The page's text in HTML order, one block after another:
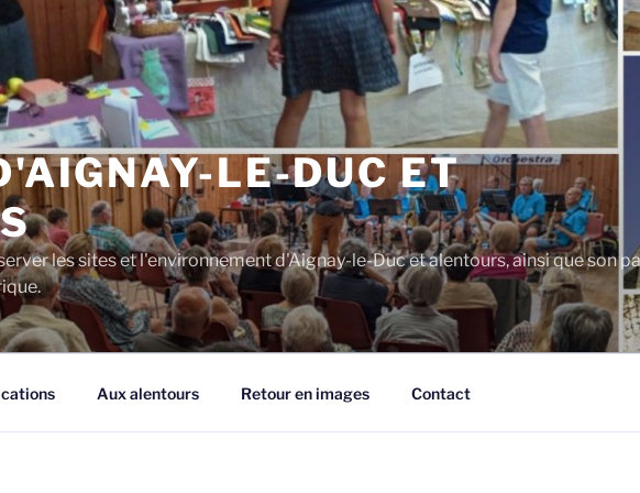
LE-DUC ET
les sites et l'environnement d'Aignay-le-Duc et alentours, ainsi que son
Aux alentours Retour en images Contact